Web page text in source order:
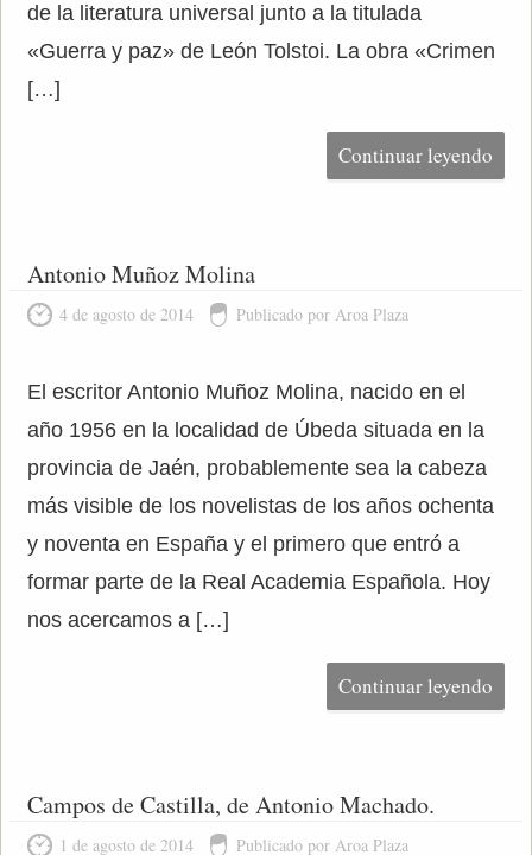
de la literatura universal junto a la titulada
«Guerra y paz» de León Tolstoi. La obra «Crimen
[…]
Continuar leyendo
Antonio Muñoz Molina
4 de agosto de 2014 Publicado por Aroa Plaza
El escritor Antonio Muñoz Molina, nacido en el
año 1956 en la localidad de Úbeda situada en la
provincia de Jaén, probablemente sea la cabeza
más visible de los novelistas de los años ochenta
y noventa en España y el primero que entró a
formar parte de la Real Academia Española. Hoy
nos acercamos a […]
Continuar leyendo
Campos de Castilla, de Antonio Machado.
1 de agosto de 2014 Publicado por Aroa Plaza